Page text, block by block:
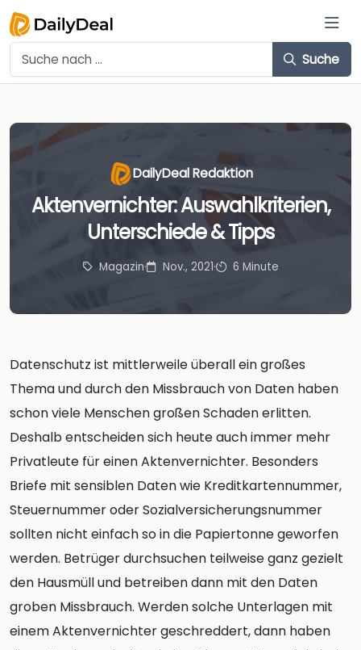
Suche
DailyDeal Redaktion
Aktenvernichter: Auswahlkriterien,
Unterschiede & Tipps
Magazin· Nov., 2021· 6 Minute
Datenschutz ist mittlerweile überall ein großes
Thema und durch den Missbrauch von Daten haben
schon viele Menschen großen Schaden erlitten.
Deshalb entscheiden sich heute auch immer mehr
Privatleute für einen Aktenvernichter. Besonders
Briefe mit sensiblen Daten wie Kreditkartennummer,
Steuernummer oder Sozialversicherungsnummer
sollten nicht einfach so in die Papiertonne geworfen
werden. Betrüger durchsuchen teilweise ganz gezielt
den Hausmüll und betreiben dann mit den Daten
groben Missbrauch. Werden solche Unterlagen mit
einem Aktenvernichter geschreddert, dann haben